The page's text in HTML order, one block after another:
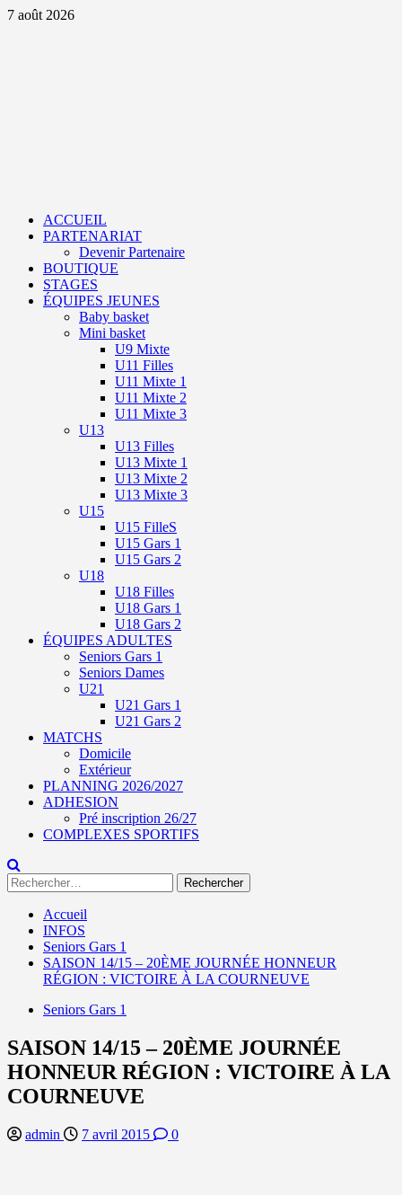
Aller
7 août 2026
ACCUEIL
PARTENARIAT
Devenir Partenaire
BOUTIQUE
STAGES
ÉQUIPES JEUNES
Baby basket
Mini basket
U9 Mixte
U11 Filles
U11 Mixte 1
U11 Mixte 2
U11 Mixte 3
U13
U13 Filles
U13 Mixte 1
U13 Mixte 2
U13 Mixte 3
U15
U15 FilleS
U15 Gars 1
U15 Gars 2
U18
U18 Filles
U18 Gars 1
U18 Gars 2
ÉQUIPES ADULTES
Seniors Gars 1
Seniors Dames
U21
U21 Gars 1
U21 Gars 2
MATCHS
Domicile
Extérieur
PLANNING 2026/2027
ADHESION
Pré inscription 26/27
COMPLEXES SPORTIFS
Rechercher :
Accueil
INFOS
Seniors Gars 1
SAISON 14/15 – 20ÈME JOURNÉE HONNEUR
RÉGION : VICTOIRE À LA COURNEUVE
Seniors Gars 1
SAISON 14/15 – 20ÈME JOURNÉE
HONNEUR RÉGION : VICTOIRE À LA
COURNEUVE
admin 7 avril 2015 0